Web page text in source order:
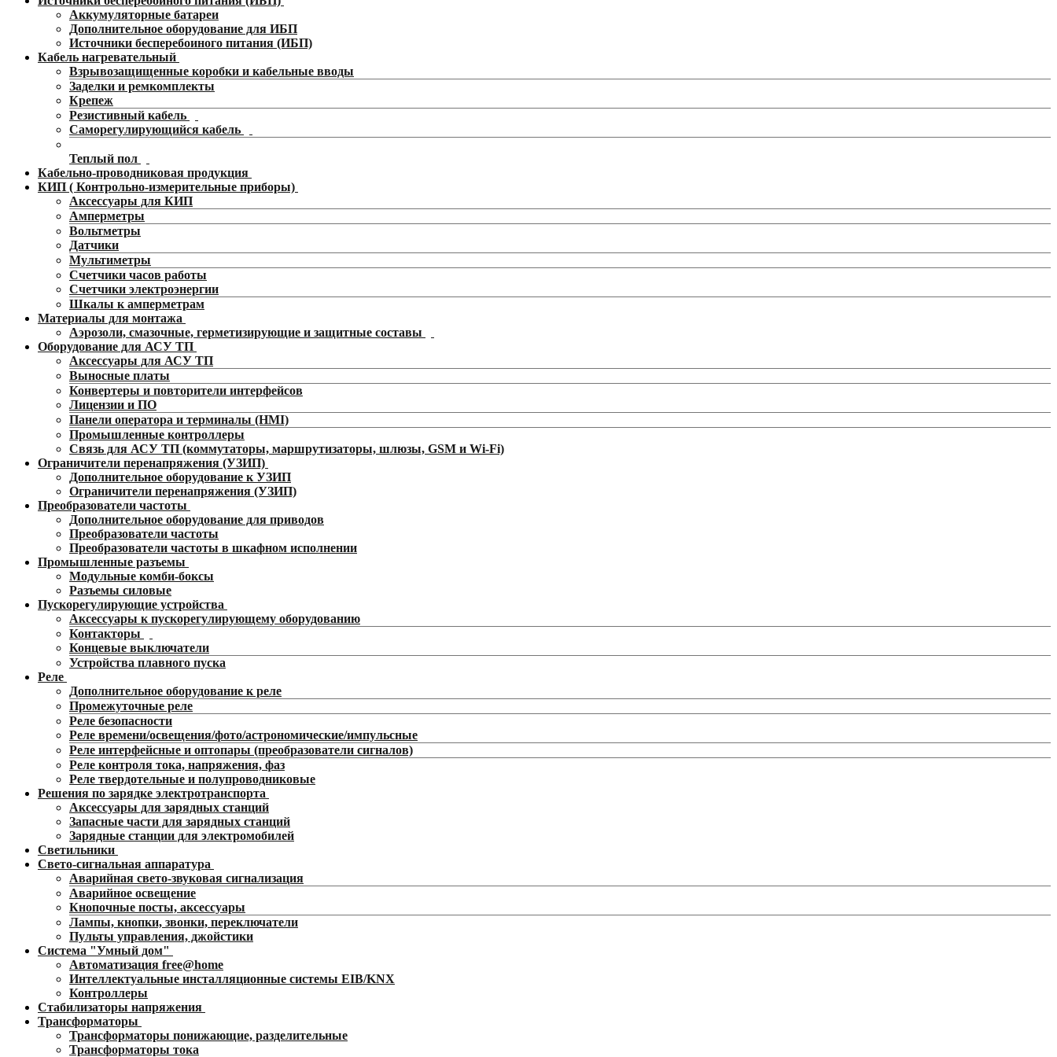
Аккумуляторные батареи
Дополнительное оборудование для ИБП
Источники бесперебоиного питания (ИБП)
Кабель нагревательный
Взрывозащищенные коробки и кабельные вводы
Заделки и ремкомплекты
Крепеж
Резистивный кабель
Саморегулирующийся кабель
Теплый пол
Кабельно-проводниковая продукция
КИП ( Контрольно-измерительные приборы)
Аксессуары для КИП
Амперметры
Вольтметры
Датчики
Мультиметры
Счетчики часов работы
Счетчики электроэнергии
Шкалы к амперметрам
Материалы для монтажа
Аэрозоли, смазочные, герметизирующие и защитные составы
Оборудование для АСУ ТП
Аксессуары для АСУ ТП
Выносные платы
Конвертеры и повторители интерфейсов
Лицензии и ПО
Панели оператора и терминалы (HMI)
Промышленные контроллеры
Связь для АСУ ТП (коммутаторы, маршрутизаторы, шлюзы, GSM и Wi-Fi)
Ограничители перенапряжения (УЗИП)
Дополнительное оборудование к УЗИП
Ограничители перенапряжения (УЗИП)
Преобразователи частоты
Дополнительное оборудование для приводов
Преобразователи частоты
Преобразователи частоты в шкафном исполнении
Промышленные разъемы
Модульные комби-боксы
Разъемы силовые
Пускорегулирующие устройства
Аксессуары к пускорегулирующему оборудованию
Контакторы
Концевые выключатели
Устройства плавного пуска
Реле
Дополнительное оборудование к реле
Промежуточные реле
Реле безопасности
Реле времени/освещения/фото/астрономические/импульсные
Реле интерфейсные и оптопары (преобразователи сигналов)
Реле контроля тока, напряжения, фаз
Реле твердотельные и полупроводниковые
Решения по зарядке электротранспорта
Аксессуары для зарядных станций
Запасные части для зарядных станций
Зарядные станции для электромобилей
Светильники
Свето-сигнальная аппаратура
Аварийная свето-звуковая сигнализация
Аварийное освещение
Кнопочные посты, аксессуары
Лампы, кнопки, звонки, переключатели
Пульты управления, джойстики
Система "Умный дом"
Автоматизация free@home
Интеллектуальные инсталляционные системы EIB/KNX
Контроллеры
Стабилизаторы напряжения
Трансформаторы
Трансформаторы понижающие, разделительные
Трансформаторы тока